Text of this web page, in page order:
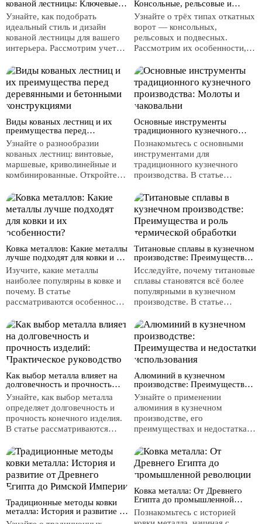
кованая калитка — идеальное
решение для входа в сад или
двор. Рассмотрим эстетические
преимущества, долговечность
и безопасность кованых
стиль, соответствующий
архитектуре вашего дома и
ландшафтному дизайну.
кованой лестницы: Ключевые
аспекты и этапы ковки
Узнайте, как подобрать
идеальный стиль и дизайн
кованой лестницы для вашего
интерьера. Рассмотрим учет
конструкции, сочетание
материалов и подробно
опишем процесс ковки от
проектирования до создания
уникального изделия.
Консольные, рельсовые и
подвесные — как выбрать
лучшее решение
Узнайте о трёх типах откатных
ворот — консольных,
рельсовых и подвесных.
Рассмотрим их особенности,
чтобы помочь вам выбрать
идеальное решение для вашего
дома или коммерческой
территории. Также обсудим,
как выбор материала влияет на
долговечность и прочность
ворот.
Виды кованых лестниц и их
преимущества перед
деревянными и бетонными
конструкциями
Узнайте о разнообразии
кованых лестниц: винтовые,
маршевые, криволинейные и
комбинированные. Откройте
лестницы превосходят
деревянные и бетонные по
долговечности, эстетике и
пожаробезопасности.
Основные инструменты
традиционного кузнечного
производства: Молоты и
наковальни
Познакомьтесь с основными
инструментами для
традиционного кузнечного
производства. В статье
кузнечных молотов и
наковален, их особенности и
преимущества. Узнайте, как
выбор инструмента влияет на
качество и точность обработки
металла.
Ковка металлов: Какие металлы
лучше подходят для ковки и их
особенности?
Изучите, какие металлы
наиболее популярны в ковке и
почему. В статье
рассматриваются особенности
сплавов, их преимущества и
отличия. Узнайте, как
различные металлы влияют на
прочность, гибкость и
пластичность изделий.
Титановые сплавы в кузнечном
производстве: Преимущества и
роль термической обработки
Исследуйте, почему титановые
сплавы становятся всё более
популярными в кузнечном
производстве. В статье
свойства титана, такие как
высокое соотношение
прочности к весу,
коррозионная стойкость и
термостойкость. Также
объясняется, как термическая
обработка влияет на ковкость
металлов и их последующую
обработку.
Как выбор металла влияет на
долговечность и прочность
изделий: Практическое
руководство
Узнайте, как выбор металла
определяет долговечность и
прочность конечного изделия.
В статье рассматриваются
прочность материала и
коррозионная стойкость, а
также важность учета
предназначения изделия и
механических свойств при
выборе металла для кузнечного
проекта.
Алюминий в кузнечном
производстве: Преимущества и
недостатки использования
Узнайте о применении
алюминия в кузнечном
производстве, его
преимуществах и недостатках.
легкость, коррозионная
стойкость и обрабатываемость
алюминия, а также
объясняется, почему медь и
бронза, несмотря на свою
мягкость, остаются
востребованными в ковке.
Традиционные методы ковки
металла: История и развитие от
Древнего Египта до Римской
Ковка металла: От Древнего
Египта до промышленной
революции
Познакомьтесь с историей